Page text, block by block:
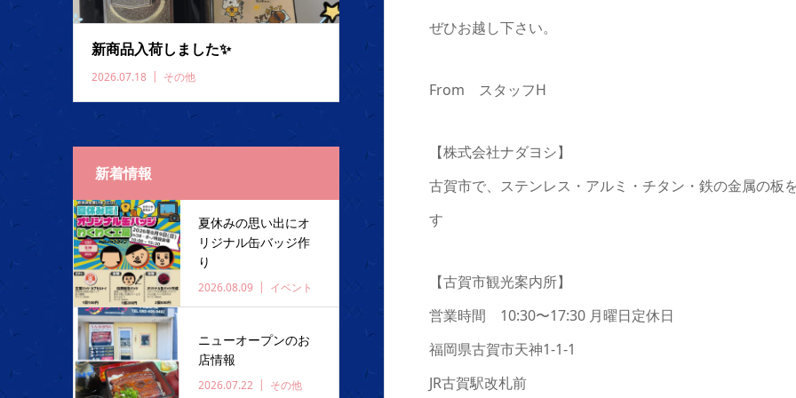
ぜひお越し下さい。
From スタッフH
【株式会社ナダヨシ】
古賀市で、ステンレス・アルミ・チタン・鉄の金属の板
す
【古賀市観光案内所】
営業時間 10:30〜17:30 月曜日定休日
福岡県古賀市天神1-1-1
JR古賀駅改札前
新商品入荷しました✨️
2026.07.18 その他
新着情報
夏休みの思い出にオ
リジナル缶バッジ作
り
2026.08.09 イベント
ニューオープンのお
店情報
2026.07.22 その他